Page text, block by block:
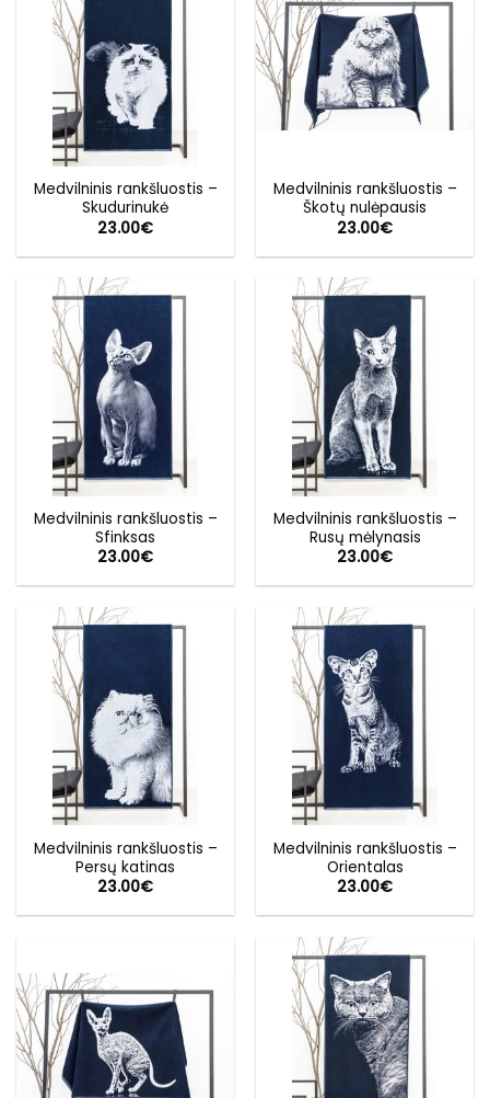
Medvilninis rankšluostis –
Skudurinukė
23.00€
Medvilninis rankšluostis –
Škotų nulėpausis
23.00€
Medvilninis rankšluostis –
Sfinksas
23.00€
Medvilninis rankšluostis –
Rusų mėlynasis
23.00€
Medvilninis rankšluostis –
Persų katinas
23.00€
Medvilninis rankšluostis –
Orientalas
23.00€